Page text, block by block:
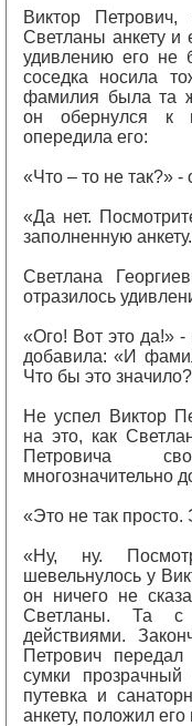
Виктор
Светланы анкету и
удивлению его не
соседка носила
фамилия была та
он обернулся к
опередила его:
«Что – то не так?»
«Да нет.
заполненную анкету.
Светлана
отразилось
«Ого! Вот это да!»
добавила: «И
Что бы это
Не успел Виктор
на это, как
Петровича
многозначительно
«Это не так просто.
«Ну, ну.
шевельнулось у
он ничего не
Светланы. Та с
действиями.
Петрович
сумки
путевка и
анкету, положил его